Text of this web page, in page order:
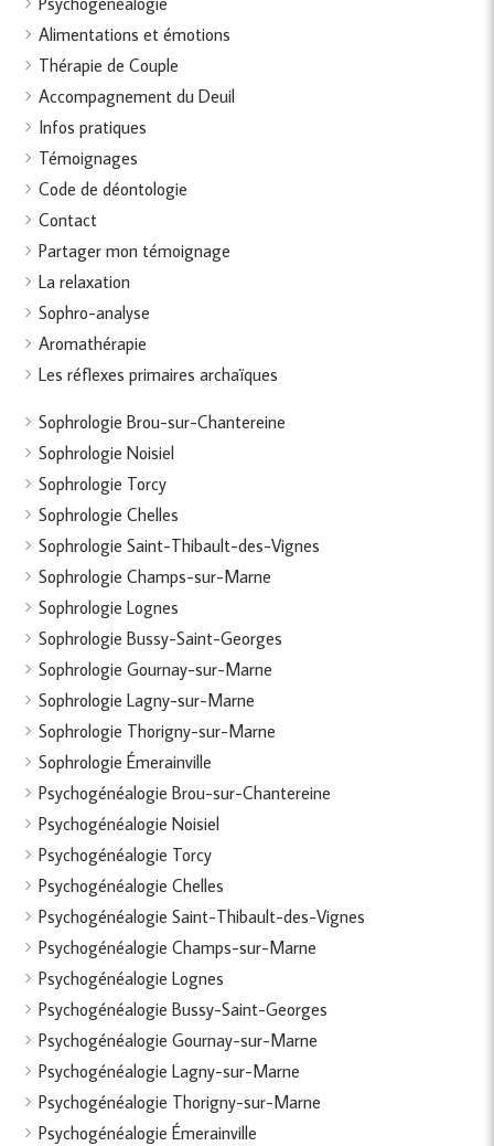
Alimentations et émotions
Thérapie de Couple
Accompagnement du Deuil
Infos pratiques
Témoignages
Code de déontologie
Contact
Partager mon témoignage
La relaxation
Sophro-analyse
Aromathérapie
Les réflexes primaires archaïques
Sophrologie Brou-sur-Chantereine
Sophrologie Noisiel
Sophrologie Torcy
Sophrologie Chelles
Sophrologie Saint-Thibault-des-Vignes
Sophrologie Champs-sur-Marne
Sophrologie Lognes
Sophrologie Bussy-Saint-Georges
Sophrologie Gournay-sur-Marne
Sophrologie Lagny-sur-Marne
Sophrologie Thorigny-sur-Marne
Sophrologie Émerainville
Psychogénéalogie Brou-sur-Chantereine
Psychogénéalogie Noisiel
Psychogénéalogie Torcy
Psychogénéalogie Chelles
Psychogénéalogie Saint-Thibault-des-Vignes
Psychogénéalogie Champs-sur-Marne
Psychogénéalogie Lognes
Psychogénéalogie Bussy-Saint-Georges
Psychogénéalogie Gournay-sur-Marne
Psychogénéalogie Lagny-sur-Marne
Psychogénéalogie Thorigny-sur-Marne
Psychogénéalogie Émerainville